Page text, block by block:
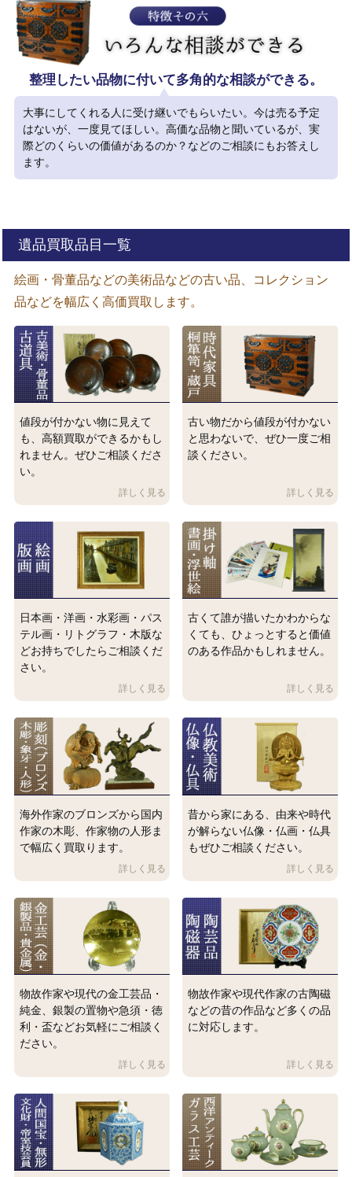
整理したい品物に付いて多角的な相談ができる。
大事にしてくれる人に受け継いでもらいたい。今は売る予定
はないが、一度見てほしい。高価な品物と聞いているが、実
際どのくらいの価値があるのか？などのご相談にもお答えし
ます。
遺品買取品目一覧
絵画・骨董品などの美術品などの古い品、コレクション
品などを幅広く高価買取します。
値段が付かない物に見えて
も、高額買取ができるかもし
れません。ぜひご相談くださ
い。
古い物だから値段が付かない
と思わないで、ぜひ一度ご相
談ください。
日本画・洋画・水彩画・パス
テル画・リトグラフ・木版な
どお持ちでしたらご相談くだ
さい。
古くて誰が描いたかわからな
くても、ひょっとすると価値
のある作品かもしれません。
海外作家のブロンズから国内
作家の木彫、作家物の人形ま
で幅広く買取ります。
昔から家にある、由来や時代
が解らない仏像・仏画・仏具
もぜひご相談ください。
物故作家や現代の金工芸品・
純金、銀製の置物や急須・徳
利・盃などお気軽にご相談く
ださい。
物故作家や現代作家の古陶磁
などの昔の作品など多くの品
に対応します。